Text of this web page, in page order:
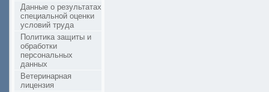
Данные о результатах
специальной оценки
условий труда
Политика защиты и
обработки
персональных
данных
Ветеринарная
лицензия